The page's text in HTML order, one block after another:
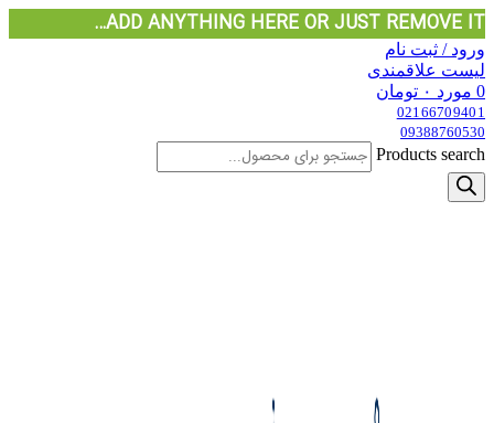
ADD ANYTHING HERE OR JUST REMOVE IT…
ورود / ثبت نام
لیست علاقمندی
0 مورد ۰ تومان
02166709401
09388760530
Products search